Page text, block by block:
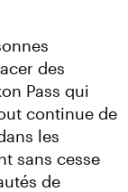
des
Pass qui
continue de
les
sans cesse
de